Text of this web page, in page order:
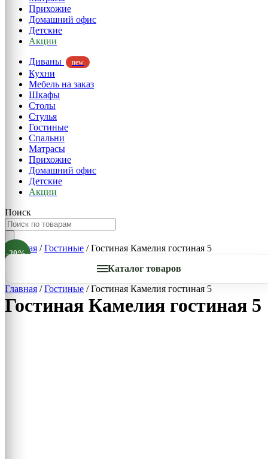
Прихожие
Домашний офис
Детские
Акции
Диваны
new
Кухни
Мебель на заказ
Шкафы
Столы
Стулья
Гостиные
Спальни
Матрасы
Прихожие
Домашний офис
Детские
Акции
Поиск
Главная /Гостиные / Гостиная Камелия гостиная 5
Каталог товаров
Главная /Гостиные / Гостиная Камелия гостиная 5
Гостиная Камелия гостиная 5
-20%